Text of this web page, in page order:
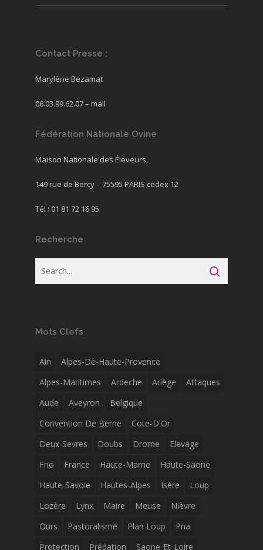
Contact Presse :
Marylène Bezamat
06.03.99.62.07 – mail
Fédération Nationale Ovine
Maison Nationale des Éleveurs,
149 rue de Bercy – 75595 PARIS cedex 12
Tél : 01 81 72 16 95
Recherche
Mots Clefs
Ain
Alpes-De-Haute-Provence
Alpes-Maritimes
Ardeche Ariège
Attaques
Aude
Aveyron
Belgique
Convention De Berne
Cote-D'Or
Deux-Sevres
Doubs Drome
Elevage
Fno
France Haute-Marne
Haute-Saone
Haute-Savoie
Hautes-Alpes Isère
Loup
Lozère
Lynx Maire Meuse
Nièvre
Ours
Pastoralisme Plan Loup
Pna
Protection
Prédation Saone-Et-Loire